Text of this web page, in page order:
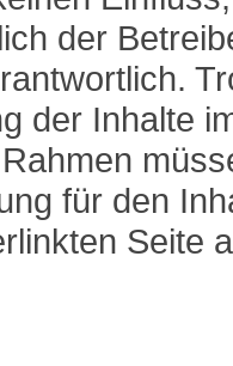
der
der Inhalte
für den
Seite